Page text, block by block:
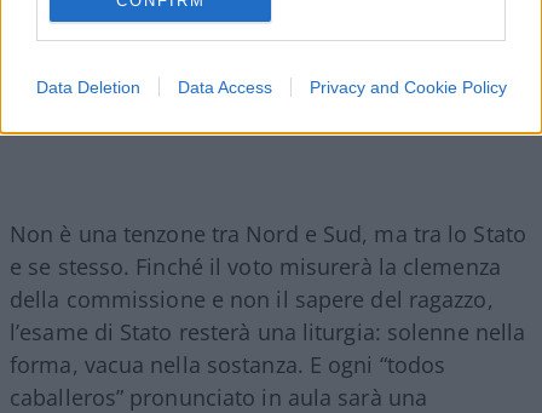
Data Deletion Data Access Privacy and Cookie Policy
Non è una tenzone tra Nord e Sud, ma tra lo Stato
e se stesso. Finché il voto misurerà la clemenza
della commissione e non il sapere del ragazzo,
l’esame di Stato resterà una liturgia: solenne nella
forma, vacua nella sostanza. E ogni “todos
caballeros” pronunciato in aula sarà una